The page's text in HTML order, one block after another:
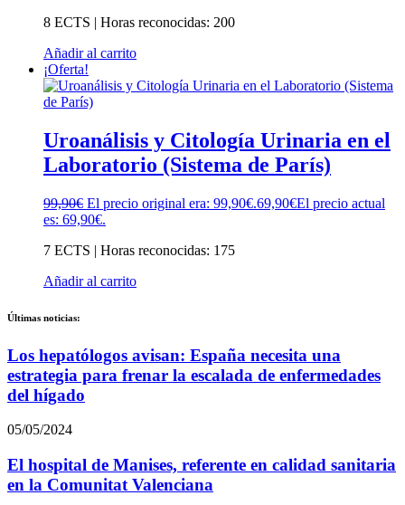
8 ECTS | Horas reconocidas: 200
Añadir al carrito
¡Oferta!
Uroanálisis y Citología Urinaria en el
Laboratorio (Sistema de París)
99,90€ El precio original era: 99,90€.69,90€El precio actual
es: 69,90€.
7 ECTS | Horas reconocidas: 175
Añadir al carrito
Últimas noticias:
Los hepatólogos avisan: España necesita una
estrategia para frenar la escalada de enfermedades
del hígado
05/05/2024
El hospital de Manises, referente en calidad sanitaria
en la Comunitat Valenciana